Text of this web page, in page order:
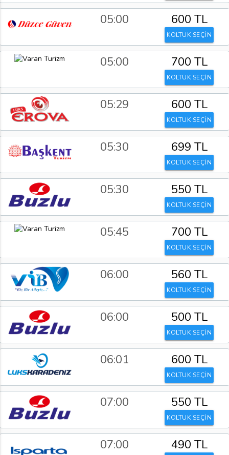
05:00 600 TL
KOLTUK SEÇİN
05:00 700 TL
KOLTUK SEÇİN
05:29 600 TL
KOLTUK SEÇİN
05:30 699 TL
KOLTUK SEÇİN
05:30 550 TL
KOLTUK SEÇİN
05:45 700 TL
KOLTUK SEÇİN
06:00 560 TL
KOLTUK SEÇİN
06:00 500 TL
KOLTUK SEÇİN
06:01 600 TL
KOLTUK SEÇİN
07:00 550 TL
KOLTUK SEÇİN
07:00 490 TL